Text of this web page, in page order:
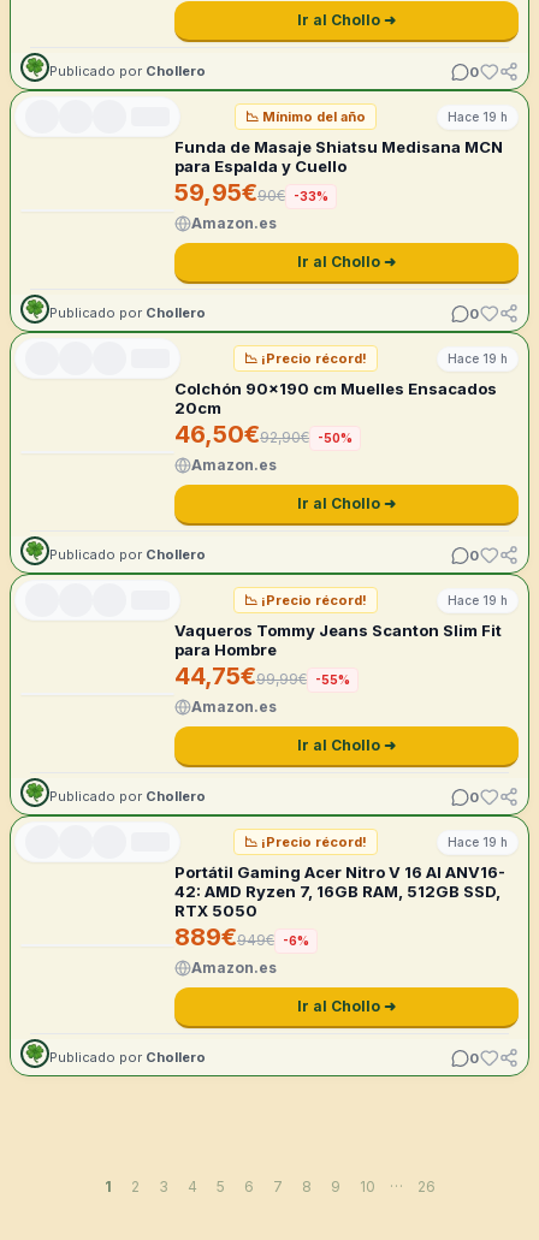
Ir al Chollo ➜
Publicado por Chollero 0
📉 Mínimo del año Hace 19 h
Funda de Masaje Shiatsu Medisana MCN
para Espalda y Cuello
59,95€90€ -33%
Amazon.es
Ir al Chollo ➜
Publicado por Chollero 0
📉 ¡Precio récord! Hace 19 h
Colchón 90x190 cm Muelles Ensacados
20cm
46,50€92,90€ -50%
Amazon.es
Ir al Chollo ➜
Publicado por Chollero 0
📉 ¡Precio récord! Hace 19 h
Vaqueros Tommy Jeans Scanton Slim Fit
para Hombre
44,75€99,99€ -55%
Amazon.es
Ir al Chollo ➜
Publicado por Chollero 0
📉 ¡Precio récord! Hace 19 h
Portátil Gaming Acer Nitro V 16 AI ANV16-
42: AMD Ryzen 7, 16GB RAM, 512GB SSD,
RTX 5050
889€949€ -6%
Amazon.es
Ir al Chollo ➜
Publicado por Chollero 0
1 2 3 4 5 6 7 8 9 10 … 26